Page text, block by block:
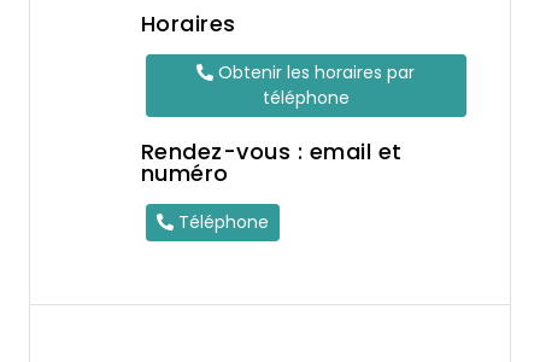
Horaires
Obtenir les horaires par
téléphone
Rendez-vous : email et
numéro
Téléphone